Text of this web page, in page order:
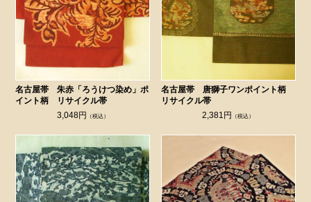
名古屋帯 朱赤「ろうけつ染め」ポ
イント柄 リサイクル帯
3,048円
（税込）
名古屋帯 唐獅子ワンポイント柄
リサイクル帯
2,381円
（税込）